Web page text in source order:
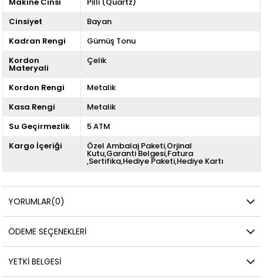
Cinsiyet
Bayan
Kadran Rengi
Gümüş Tonu
Kordon
Materyali
Çelik
Kordon Rengi
Metalik
Kasa Rengi
Metalik
Su Geçirmezlik
5 ATM
Kargo İçeriği
Özel Ambalaj Paketi,Orjinal
Kutu,Garanti Belgesi,Fatura
,Sertifika,Hediye Paketi,Hediye Kartı
YORUMLAR(0)
ÖDEME SEÇENEKLERI
YETKİ BELGESİ